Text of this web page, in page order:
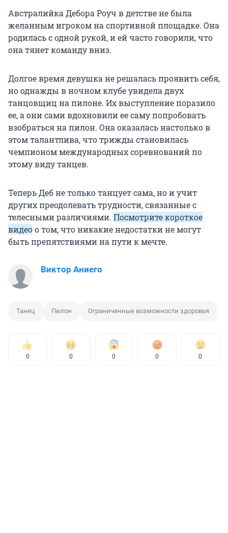
Австралийка Дебора Роуч в детстве не была
желанным игроком на спортивной площадке. Она
родилась с одной рукой, и ей часто говорили, что
она тянет команду вниз.
Долгое время девушка не решалась проявить себя,
но однажды в ночном клубе увидела двух
танцовщиц на пилоне. Их выступление поразило
ее, а они сами вдохновили ее саму попробовать
взобраться на пилон. Она оказалась настолько в
этом талантлива, что трижды становилась
чемпионом международных соревнований по
этому виду танцев.
Теперь Деб не только танцует сама, но и учит
других преодолевать трудности, связанные с
телесными различиями. Посмотрите короткое
видеоо том, что никакие недостатки не могут
быть препятствиями на пути к мечте.
Виктор Аниего
Танец Пилон Ограниченные возможности здоровья
0 0 0 0 0